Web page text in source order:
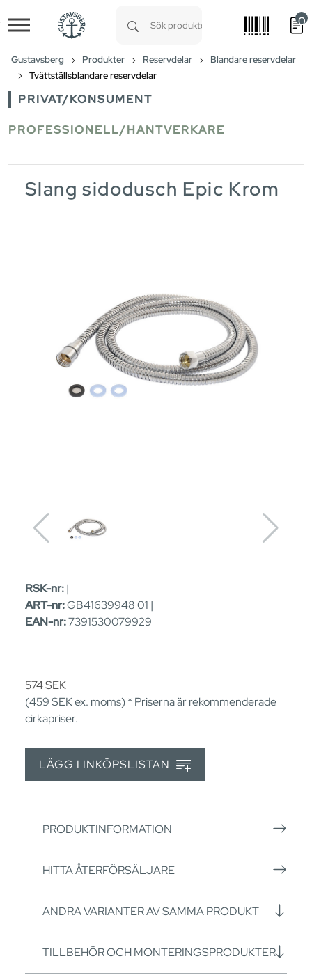
Skip to main content
0
Gustavsberg Produkter Reservdelar
Blandare reservdelar
Tvättställsblandare reservdelar
PRIVAT/KONSUMENT
PROFESSIONELL/HANTVERKARE
Slang sidodusch Epic Krom
RSK-nr:|
ART-nr:GB41639948 01 |
EAN-nr:7391530079929
574SEK
(459SEKex. moms) * Priserna är rekommenderade
cirkapriser.
LÄGG I INKÖPSLISTAN
PRODUKTINFORMATION
HITTA ÅTERFÖRSÄLJARE
ANDRA VARIANTER AV SAMMA PRODUKT
TILLBEHÖR OCH MONTERINGSPRODUKTER